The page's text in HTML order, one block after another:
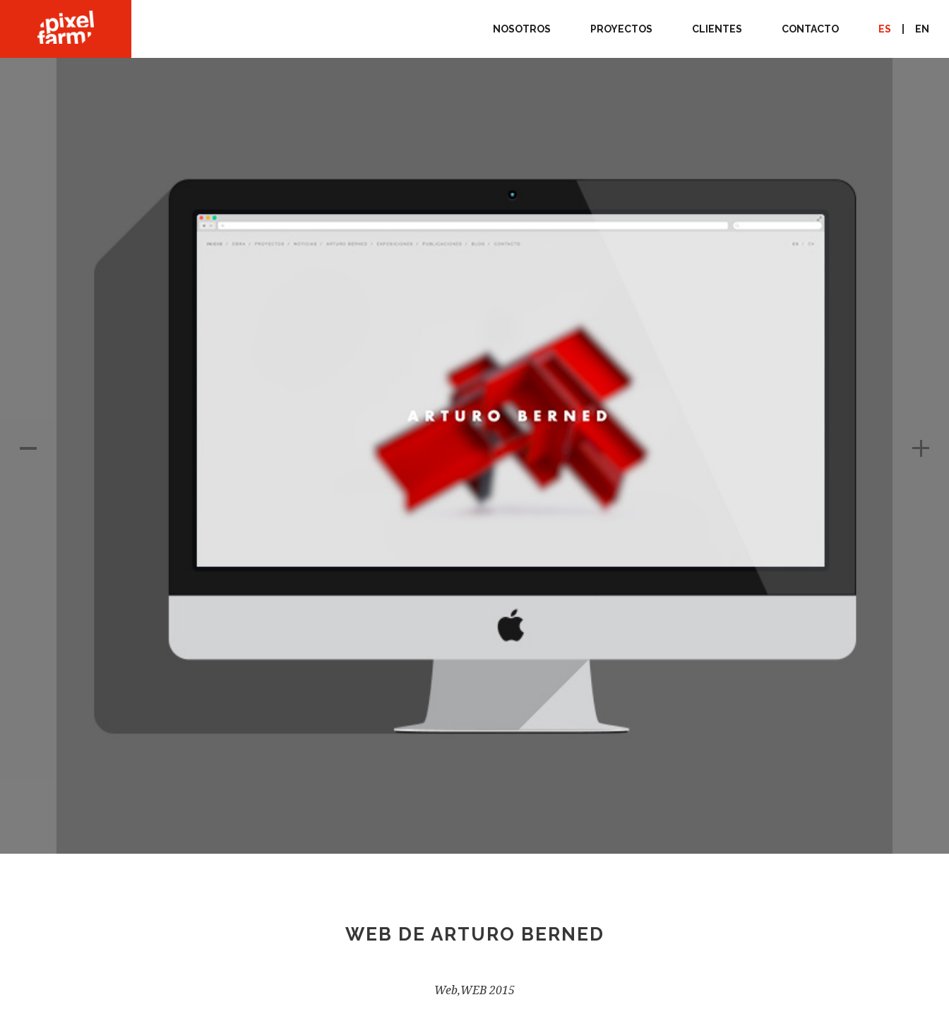
NOSOTROS PROYECTOS CLIENTES CONTACTO ES EN
WEB DE ARTURO BERNED
Web,WEB 2015